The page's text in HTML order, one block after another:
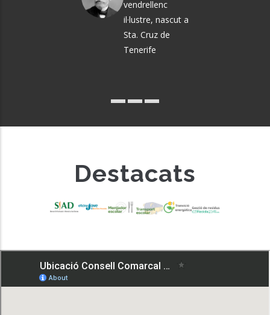
vendrellenc
il·lustre, nascut a
Sta. Cruz de
Tenerife
Destacats